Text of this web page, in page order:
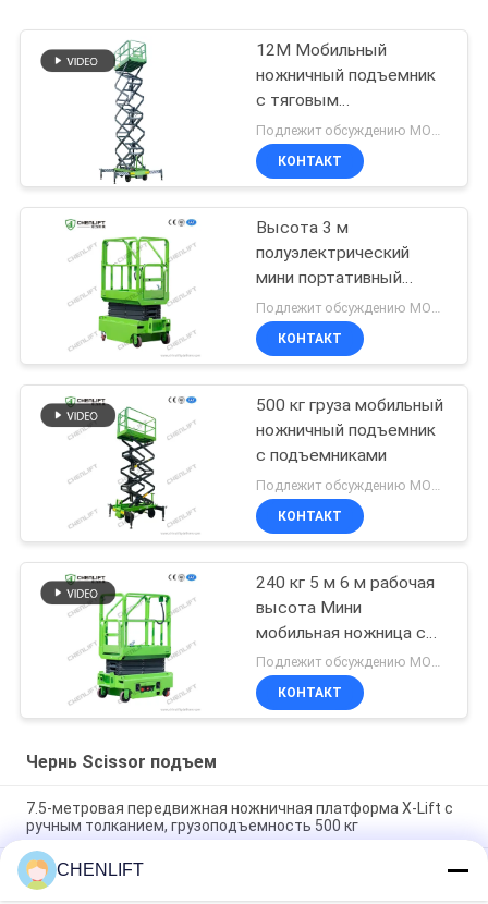
12M Мобильный
ножничный подъемник
с тяговым
устройством
Подлежит обсуждению MOQ:1 комплект
КОНТАКТ
Высота 3 м
полуэлектрический
мини портативный
ручной подъем
ножницы для складов
КОНТАКТ
500 кг груза мобильный
ножничный подъемник
с подъемниками
КОНТАКТ
240 кг 5 м 6 м рабочая
высота Мини
мобильная ножница с
расширительной
платформой
Подлежит обсуждению MOQ:1 единица
КОНТАКТ
Чернь Scissor подъем
7.5-метровая передвижная ножничная платформа X-Lift с
ручным толканием, грузоподъемность 500 кг
14M Малый электрический ножничный подъемник с
устройством для погрузки с двигателем,
CHENLIFT